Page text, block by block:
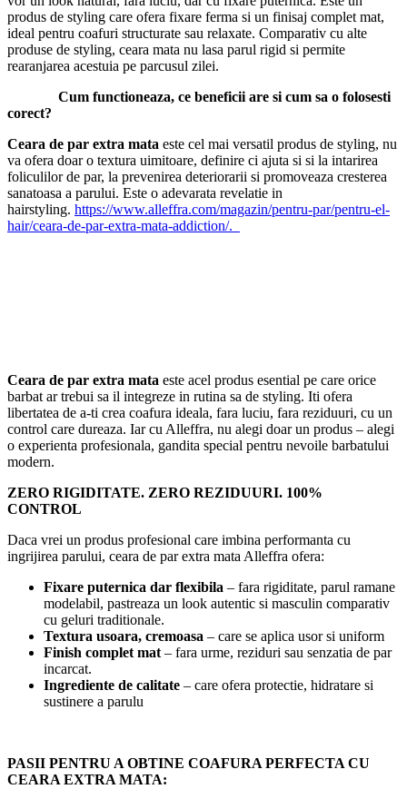
produs de styling care ofera fixare ferma si un finisaj complet mat,
ideal pentru coafuri structurate sau relaxate. Comparativ cu alte
produse de styling, ceara mata nu lasa parul rigid si permite
rearanjarea acestuia pe parcusul zilei.
Cum functioneaza, ce beneficii are si cum sa o folosesti
corect?
Ceara de par extra mata este cel mai versatil produs de styling, nu
va ofera doar o textura uimitoare, definire ci ajuta si si la intarirea
foliculilor de par, la prevenirea deteriorarii si promoveaza cresterea
sanatoasa a parului. Este o adevarata revelatie in
hairstyling. https://www.alleffra.com/magazin/pentru-par/pentru-el-
hair/ceara-de-par-extra-mata-addiction/.
Ceara de par extra mata este acel produs esential pe care orice
barbat ar trebui sa il integreze in rutina sa de styling. Iti ofera
libertatea de a-ti crea coafura ideala, fara luciu, fara reziduuri, cu un
control care dureaza. Iar cu Alleffra, nu alegi doar un produs – alegi
o experienta profesionala, gandita special pentru nevoile barbatului
modern.
ZERO RIGIDITATE. ZERO REZIDUURI. 100%
CONTROL
Daca vrei un produs profesional care imbina performanta cu
ingrijirea parului, ceara de par extra mata Alleffra ofera:
Fixare puternica dar flexibila – fara rigiditate, parul ramane
modelabil, pastreaza un look autentic si masculin comparativ
cu geluri traditionale.
Textura usoara, cremoasa – care se aplica usor si uniform
Finish complet mat– fara urme, reziduri sau senzatia de par
incarcat.
Ingrediente de calitate – care ofera protectie, hidratare si
sustinere a parulu
PASII PENTRU A OBTINE COAFURA PERFECTA CU
CEARA EXTRA MATA: